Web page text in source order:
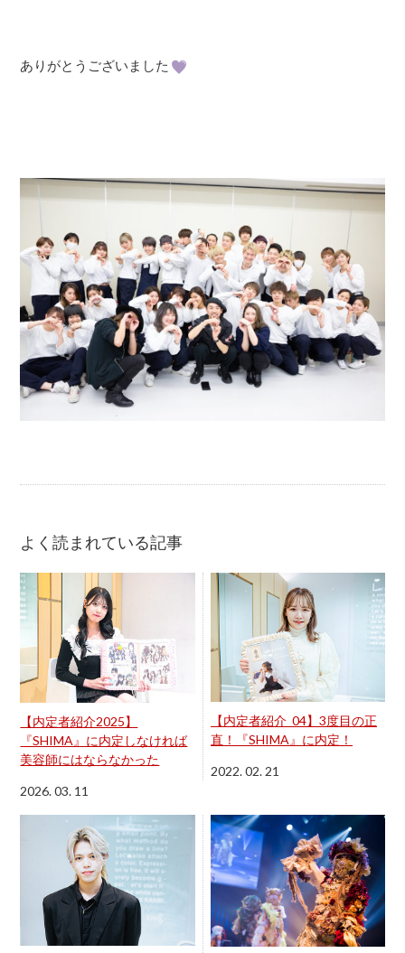
ありがとうございました
よく読まれている記事
【内定者紹介2025】
『SHIMA』に内定しなければ
美容師にはならなかった
2026. 03. 11
【内定者紹介_04】3度目の正
直！『SHIMA』に内定！
2022. 02. 21